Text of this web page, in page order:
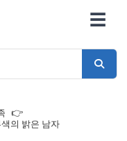
☰
의 밝은 남자